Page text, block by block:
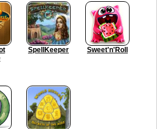
SpellKeeper Sweet'n'Roll